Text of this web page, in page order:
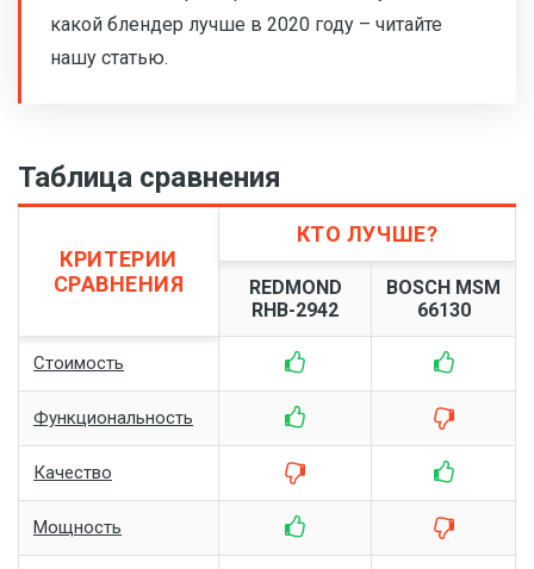
какой блендер лучше в 2020 году – читайте
нашу статью.
Таблица сравнения
КРИТЕРИИ
СРАВНЕНИЯ
КТО ЛУЧШЕ?
REDMOND
RHB-2942
BOSCH MSM
66130
Стоимость
Функциональность
Качество
Мощность